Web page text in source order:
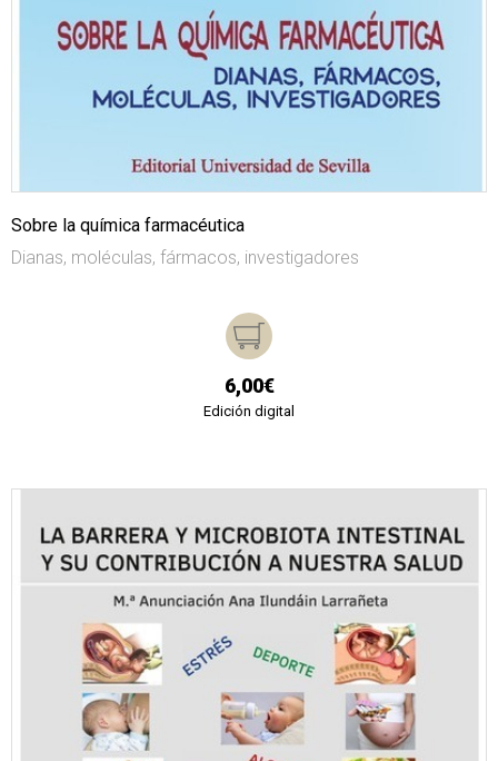
Sobre la química farmacéutica
Dianas, moléculas, fármacos, investigadores
6,00€
Edición digital